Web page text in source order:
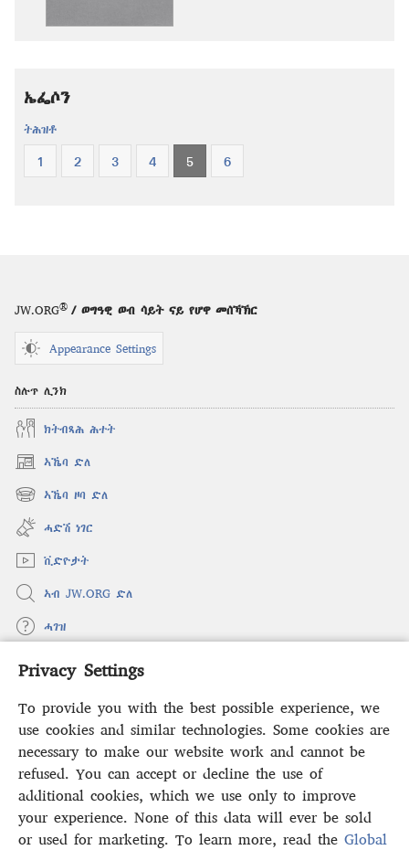
Privacy Settings
To provide you with the best possible experience, we
use cookies and similar technologies. Some cookies are
necessary to make our website work and cannot be
refused. You can accept or decline the use of
additional cookies, which we use only to improve
your experience. None of this data will ever be sold
or used for marketing. To learn more, read the Global
ኤፌሶን
ትሕዝቶ
1 2 3 4 5 6
JW.ORG® / ወግዓዊ ወብ ሳይት ናይ የሆዋ መሰኻኽር
Appearance Settings
ስሉጥ ሊንክ
ክትብጻሕ ሕተት
ኣኼባ ድለ
(opens
new
window)
ኣኼባ ዞባ ድለ
(opens
new
window)
ሓድሽ ነገር
ቪድዮታት
ኣብ JW.ORG ድለ
ሓገዝ
ወፈያ
(opens
window)
ቤተ መጻሕፍቲ ኢንተርነት ግምቢ ዘብዐኛ
(opens
new
window)JW Hub ®
(opens
new
JW Library